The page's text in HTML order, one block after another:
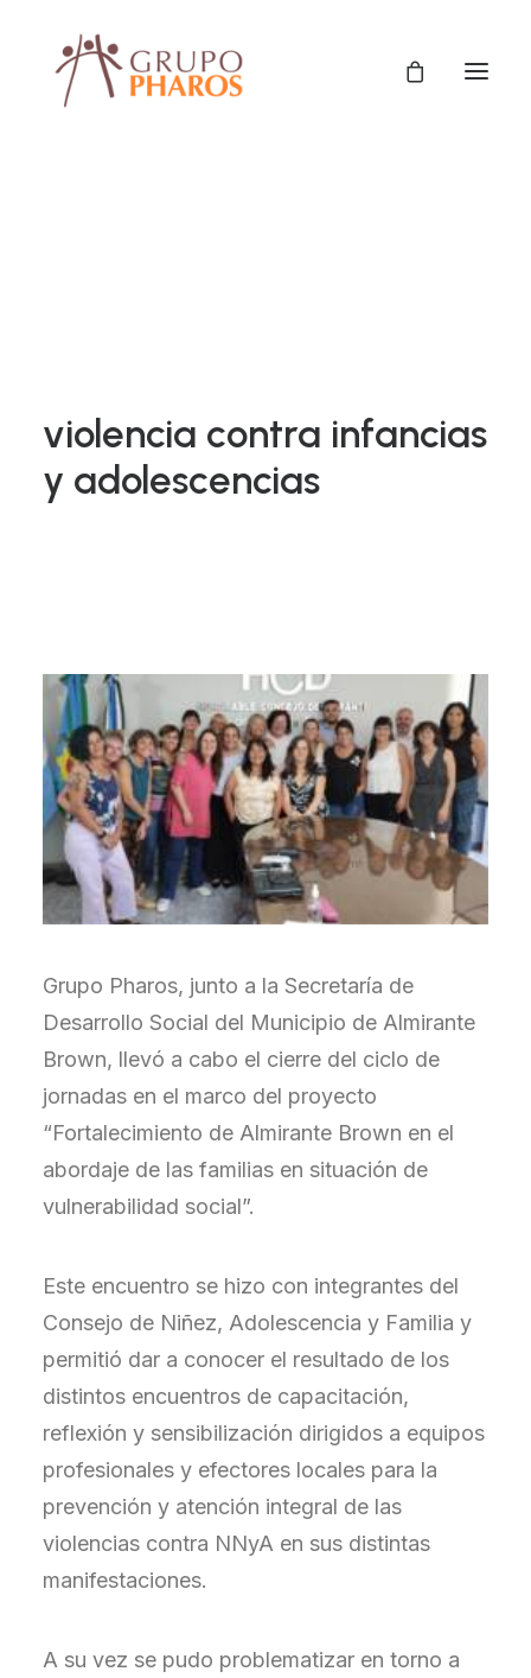
violencia contra infancias
y adolescencias
Grupo Pharos, junto a la Secretaría de
Desarrollo Social del Municipio de Almirante
Brown, llevó a cabo el cierre del ciclo de
jornadas en el marco del proyecto
“Fortalecimiento de Almirante Brown en el
abordaje de las familias en situación de
vulnerabilidad social”.
Este encuentro se hizo con integrantes del
Consejo de Niñez, Adolescencia y Familia y
permitió dar a conocer el resultado de los
distintos encuentros de capacitación,
reflexión y sensibilización dirigidos a equipos
profesionales y efectores locales para la
prevención y atención integral de las
violencias contra NNyA en sus distintas
manifestaciones.
A su vez se pudo problematizar en torno a